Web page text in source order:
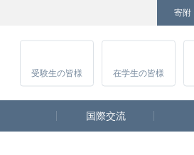
寄附
Instagram
受験生の皆様 在学生の皆様
国際交流